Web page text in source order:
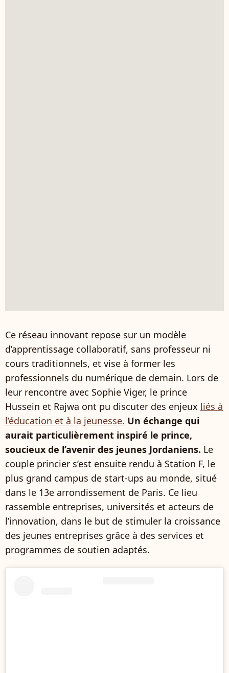
Ce réseau innovant repose sur un modèle
d’apprentissage collaboratif, sans professeur ni
cours traditionnels, et vise à former les
professionnels du numérique de demain. Lors de
leur rencontre avec Sophie Viger, le prince
Hussein et Rajwa ont pu discuter des enjeux liés à
l’éducation et à la jeunesse. Un échange qui
aurait particulièrement inspiré le prince,
soucieux de l’avenir des jeunes Jordaniens. Le
couple princier s’est ensuite rendu à Station F, le
plus grand campus de start-ups au monde, situé
dans le 13e arrondissement de Paris. Ce lieu
rassemble entreprises, universités et acteurs de
l’innovation, dans le but de stimuler la croissance
des jeunes entreprises grâce à des services et
programmes de soutien adaptés.